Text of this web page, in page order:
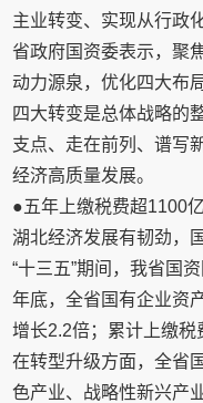
主业转变、实现从行政
省政府国资委表示，聚
动力源泉，优化四大布
四大转变是总体战略的
支点、走在前列、谱写
经济高质量发展。
●五年上缴税费超1100
湖北经济发展有韧劲，
“十三五”期间，我省国
年底，全省国有企业资
增长2.2倍；累计上缴税
在转型升级方面，全省
色产业、战略性新兴产